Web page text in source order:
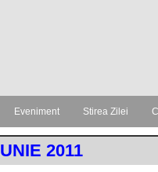
Eveniment Stirea Zilei
2011